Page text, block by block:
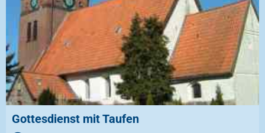
Gottesdienst mit Taufen